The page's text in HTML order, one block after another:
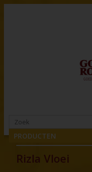
PRODUCTEN
Rizla Vloei